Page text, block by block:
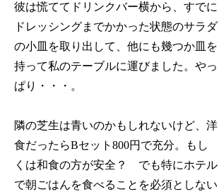
彼は慌ててドリンクバー横から、すでに
ドレッシングまでかかった状態のサラダ
の小皿を取り出して、他にも幾つか皿を
持って私のテーブルに運びました。やっ
ぱり・・・。
隣の芝生は青いのかもしれないけど、洋
食だったらBセット800円で充分。もし
くは和食の方が安全？ でも特にホテル
で朝ごはんを食べることを必須としない